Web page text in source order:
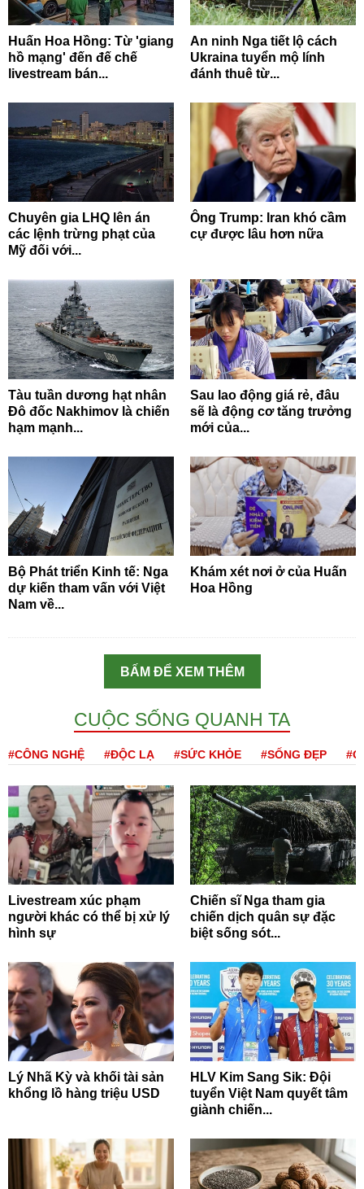
Huấn Hoa Hồng: Từ 'giang
hồ mạng' đến đế chế
livestream bán...
An ninh Nga tiết lộ cách
Ukraina tuyển mộ lính
đánh thuê từ...
Chuyên gia LHQ lên án
các lệnh trừng phạt của
Mỹ đối với...
Ông Trump: Iran khó cầm
cự được lâu hơn nữa
Tàu tuần dương hạt nhân
Đô đốc Nakhimov là chiến
hạm mạnh...
Sau lao động giá rẻ, đâu
sẽ là động cơ tăng trưởng
mới của...
Bộ Phát triển Kinh tế: Nga
dự kiến tham vấn với Việt
Nam về...
Khám xét nơi ở của Huấn
Hoa Hồng
BẤM ĐỂ XEM THÊM
CUỘC SỐNG QUANH TA
#CÔNG NGHỆ #ĐỘC LẠ #SỨC KHỎE #SỐNG ĐẸP
Livestream xúc phạm
người khác có thể bị xử lý
hình sự
Chiến sĩ Nga tham gia
chiến dịch quân sự đặc
biệt sống sót...
Lý Nhã Kỳ và khối tài sản
khổng lồ hàng triệu USD
HLV Kim Sang Sik: Đội
tuyển Việt Nam quyết tâm
giành chiến...